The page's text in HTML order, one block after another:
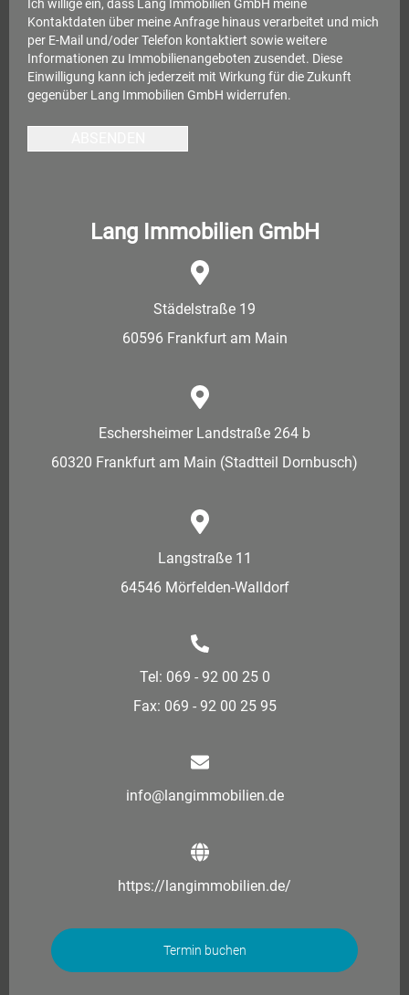
Ich willige ein, dass Lang Immobilien GmbH meine
Kontaktdaten über meine Anfrage hinaus verarbeitet und mich
per E-Mail und/oder Telefon kontaktiert sowie weitere
Informationen zu Immobilienangeboten zusendet. Diese
Einwilligung kann ich jederzeit mit Wirkung für die Zukunft
gegenüber Lang Immobilien GmbH widerrufen.
Lang Immobilien GmbH
Städelstraße 19
60596 Frankfurt am Main
Eschersheimer Landstraße 264 b
60320 Frankfurt am Main (Stadtteil Dornbusch)
Langstraße 11
64546 Mörfelden-Walldorf
Tel: 069 - 92 00 25 0
Fax: 069 - 92 00 25 95
info@langimmobilien.de
https://langimmobilien.de/
Termin buchen